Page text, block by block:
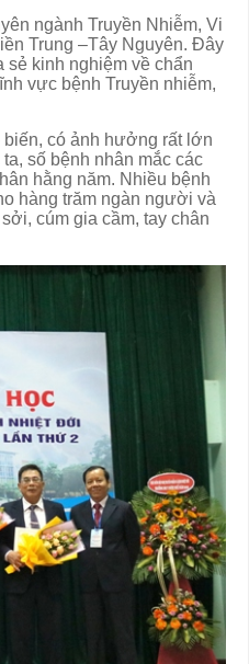
ngành Truyền Nhiễm, Vi
Trung –Tây Nguyên. Đây
sẻ kinh nghiệm về chẩn
vực bệnh Truyền nhiễm,
biến, có ảnh hưởng rất lớn
số bệnh nhân mắc các
hằng năm. Nhiều bệnh
hàng trăm ngàn người và
cúm gia cầm, tay chân